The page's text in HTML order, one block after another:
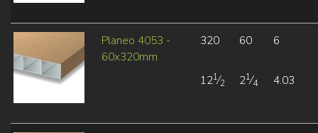
Planeo 4053 -
60x320mm
320
121⁄2
60
21⁄4
6
4.03